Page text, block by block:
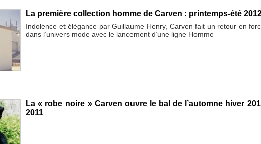
La première collection homme de Carven : printemps-été
Indolence et élégance par Guillaume Henry, Carven fait un retour en
dans l’univers mode avec le lancement d’une ligne Homme
La « robe noire » Carven ouvre le bal de l’automne hiver
2011